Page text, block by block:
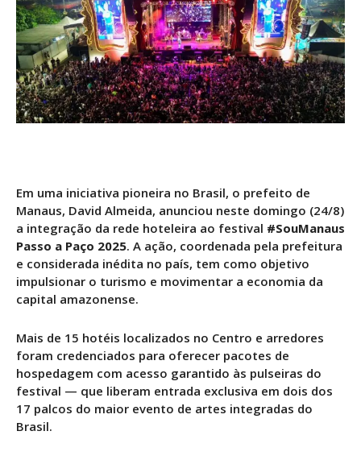
Em uma iniciativa pioneira no Brasil, o prefeito de
Manaus, David Almeida, anunciou neste domingo (24/8)
a integração da rede hoteleira ao festival #SouManaus
Passo a Paço 2025. A ação, coordenada pela prefeitura
e considerada inédita no país, tem como objetivo
impulsionar o turismo e movimentar a economia da
capital amazonense.
Mais de 15 hotéis localizados no Centro e arredores
foram credenciados para oferecer pacotes de
hospedagem com acesso garantido às pulseiras do
festival — que liberam entrada exclusiva em dois dos
17 palcos do maior evento de artes integradas do
Brasil.